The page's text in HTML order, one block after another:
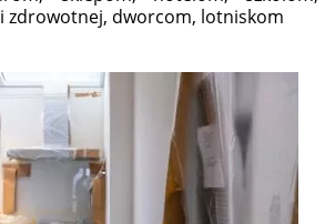
zdrowotnej, dworcom, lotniskom